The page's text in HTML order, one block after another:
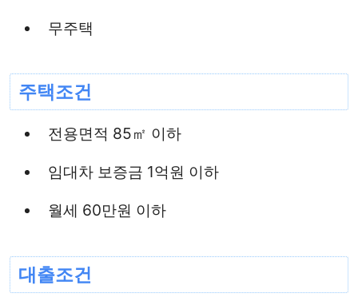
무주택
주택조건
전용면적 85㎡ 이하
임대차 보증금 1억원 이하
월세 60만원 이하
대출조건